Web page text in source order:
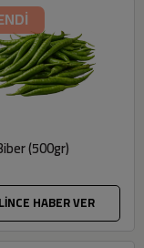
(500gr)
HABER VER